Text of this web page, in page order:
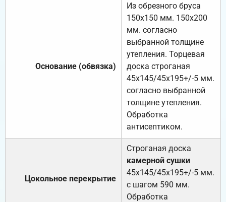
Основание (обвязка)
Из обрезного бруса
150х150 мм. 150х200
мм. согласно
выбранной толщине
утепления. Торцевая
доска строганая
45х145/45х195+/-5 мм.
согласно выбранной
толщине утепления.
Обработка
антисептиком.
Цокольное перекрытие
Строганая доска
камерной сушки
45х145/45х195+/-5 мм.
с шагом 590 мм.
Обработка